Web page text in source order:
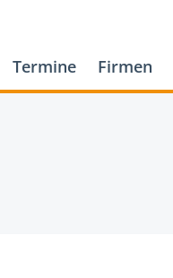
Termine Firmen